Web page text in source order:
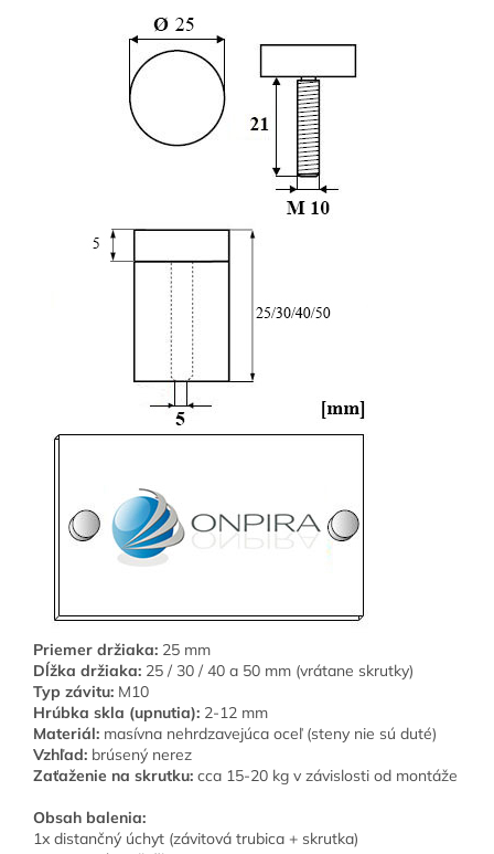
Priemer držiaka: 25 mm
Dĺžka držiaka: 25 / 30 / 40 a 50 mm (vrátane skrutky)
Typ závitu: M10
Hrúbka skla (upnutia): 2-12 mm
Materiál: masívna nehrdzavejúca oceľ (steny nie sú duté)
Vzhľad: brúsený nerez
Zaťaženie na skrutku: cca 15-20 kg v závislosti od montáže
Obsah balenia:
1x distančný úchyt (závitová trubica + skrutka)